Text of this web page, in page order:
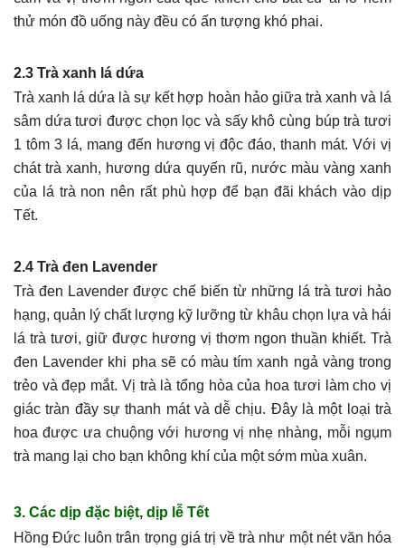
thử món đồ uống này đều có ấn tượng khó phai.
2.3 Trà xanh lá dứa
Trà xanh lá dứa là sự kết hợp hoàn hảo giữa trà xanh và lá
sâm dứa tươi được chọn lọc và sấy khô cùng búp trà tươi
1 tôm 3 lá, mang đến hương vị độc đáo, thanh mát. Với vị
chát trà xanh, hương dứa quyến rũ, nước màu vàng xanh
của lá trà non nên rất phù hợp để bạn đãi khách vào dịp
Tết.
2.4 Trà đen Lavender
Trà đen Lavender được chế biến từ những lá trà tươi hảo
hạng, quản lý chất lượng kỹ lưỡng từ khâu chọn lựa và hái
lá trà tươi, giữ được hương vị thơm ngon thuần khiết. Trà
đen Lavender khi pha sẽ có màu tím xanh ngả vàng trong
trẻo và đẹp mắt. Vị trà là tổng hòa của hoa tươi làm cho vị
giác tràn đầy sự thanh mát và dễ chịu. Đây là một loại trà
hoa được ưa chuộng với hương vị nhẹ nhàng, mỗi ngụm
trà mang lại cho bạn không khí của một sớm mùa xuân.
3. Các dịp đặc biệt, dịp lễ Tết
Hồng Đức luôn trân trọng giá trị về trà như một nét văn hóa